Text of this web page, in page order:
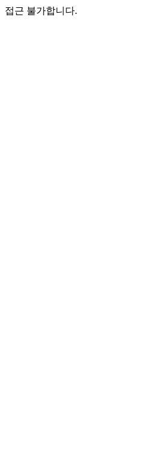
접근 불가합니다.